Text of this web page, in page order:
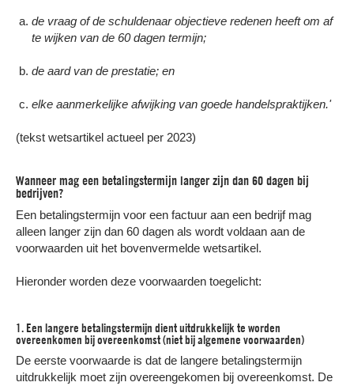
de vraag of de schuldenaar objectieve redenen heeft om af
te wijken van de 60 dagen termijn;
de aard van de prestatie; en
elke aanmerkelijke afwijking van goede handelspraktijken.'
(tekst wetsartikel actueel per 2023)
Wanneer mag een betalingstermijn langer zijn dan 60 dagen bij
bedrijven?
Een betalingstermijn voor een factuur aan een bedrijf mag
alleen langer zijn dan 60 dagen als wordt voldaan aan de
voorwaarden uit het bovenvermelde wetsartikel.
Hieronder worden deze voorwaarden toegelicht:
1. Een langere betalingstermijn dient uitdrukkelijk te worden
overeenkomen bij overeenkomst (niet bij algemene voorwaarden)
De eerste voorwaarde is dat de langere betalingstermijn
uitdrukkelijk moet zijn overeengekomen bij overeenkomst. De